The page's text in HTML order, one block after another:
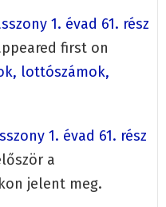
1. évad 61. rész
first on
lottószámok,
1. évad 61. rész
a
jelent meg.